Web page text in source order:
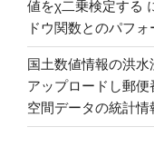
値をχ二乗検定する
ドウ関数とのパフ
国土数値情報の洪
アップロードし郵便
空間データの統計